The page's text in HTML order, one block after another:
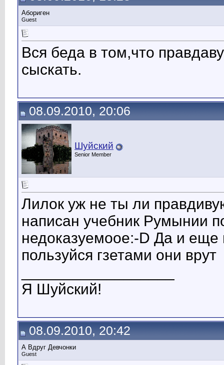
Абориген
Guest
Вся беда в том,что
сыскать.
08.09.2010, 20:06
Шуйский
Senior Member
Лилок уж не ты ли
написан учебник Румынии
недоказуемоое:-D Да и еще
пользуйся гзетами они врут
Я Шуйский!
08.09.2010, 20:42
А Вдруг Девчонки
Guest